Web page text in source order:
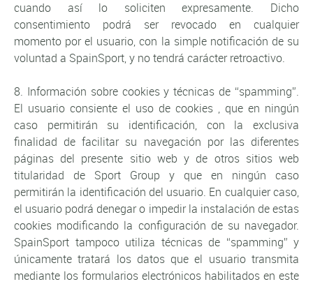
cuando así lo soliciten expresamente. Dicho
consentimiento podrá ser revocado en cualquier
momento por el usuario, con la simple notificación de su
voluntad a SpainSport, y no tendrá carácter retroactivo.
8. Información sobre cookies y técnicas de “spamming”.
El usuario consiente el uso de cookies , que en ningún
caso permitirán su identificación, con la exclusiva
finalidad de facilitar su navegación por las diferentes
páginas del presente sitio web y de otros sitios web
titularidad de Sport Group y que en ningún caso
permitirán la identificación del usuario. En cualquier caso,
el usuario podrá denegar o impedir la instalación de estas
cookies modificando la configuración de su navegador.
SpainSport tampoco utiliza técnicas de “spamming” y
únicamente tratará los datos que el usuario transmita
mediante los formularios electrónicos habilitados en este